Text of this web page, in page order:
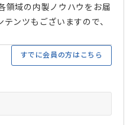
領域の内製ノウハウをお届
ンツもございますので、
すでに会員の方はこちら